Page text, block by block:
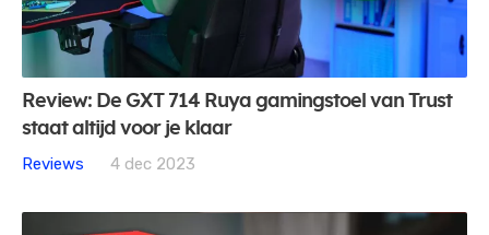
Review: De GXT 714 Ruya gamingstoel van Trust
staat altijd voor je klaar
Reviews
4 dec 2023